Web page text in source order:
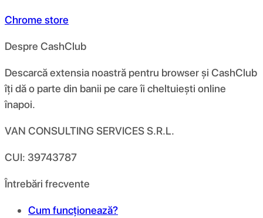
Chrome store
Despre CashClub
Descarcă extensia noastră pentru browser și CashClub
îți dă o parte din banii pe care îi cheltuiești online
înapoi.
VAN CONSULTING SERVICES S.R.L.
CUI: 39743787
Întrebări frecvente
Cum funcționează?